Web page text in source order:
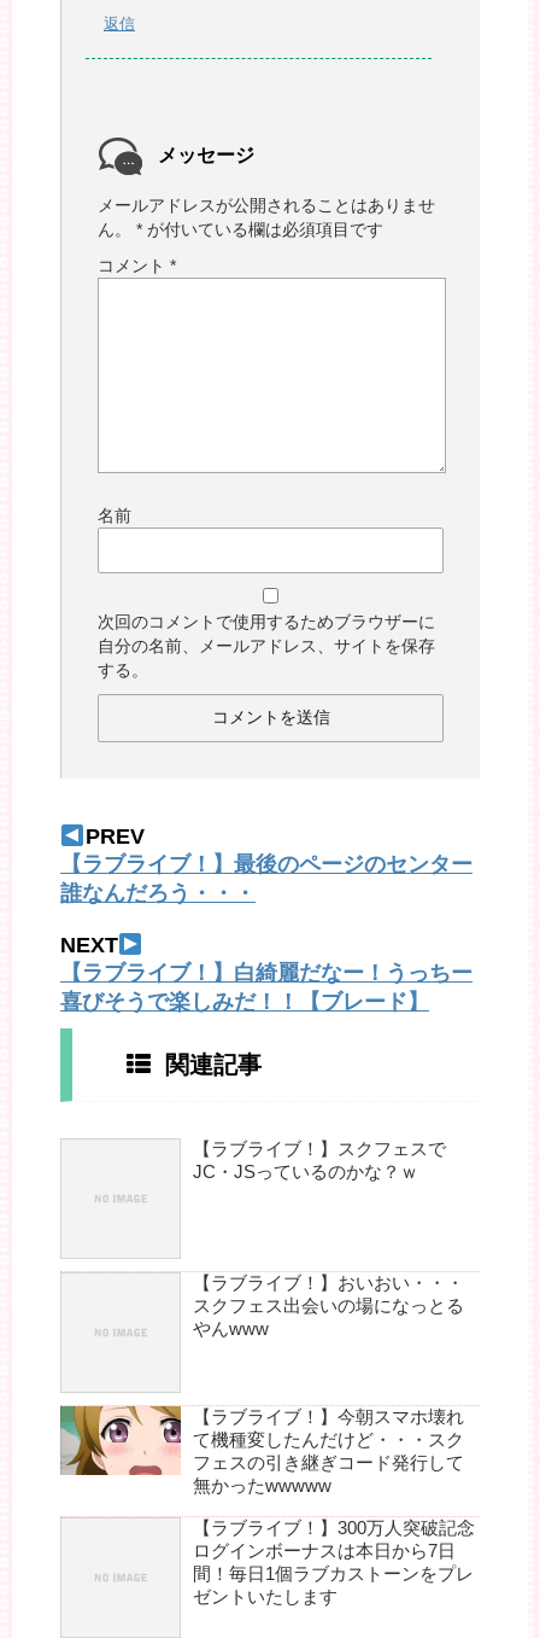
返信
メッセージ
メールアドレスが公開されることはありませ
ん。
* が付いている欄は必須項目です
コメント *
名前
次回のコメントで使用するためブラウザーに
自分の名前、メールアドレス、サイトを保存
する。
PREV
【ラブライブ！】最後のページのセンター
誰なんだろう・・・
NEXT
【ラブライブ！】白綺麗だなー！うっちー
喜びそうで楽しみだ！！【ブレード】
関連記事
【ラブライブ！】スクフェスで
JC・JSっているのかな？ｗ
【ラブライブ！】おいおい・・・
スクフェス出会いの場になっとる
やんwww
【ラブライブ！】今朝スマホ壊れ
て機種変したんだけど・・・スク
フェスの引き継ぎコード発行して
無かったwwwww
【ラブライブ！】300万人突破記念
ログインボーナスは本日から7日
間！毎日1個ラブカストーンをプレ
ゼントいたします